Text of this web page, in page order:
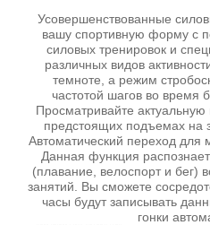
Усовершенствованные
вашу спортивную форму с
силовых тренировок и
различных видов
темноте, а режим
частотой шагов во время
Просматривайте
предстоящих подъемах на
Автоматический переход для
Данная функция
(плавание, велоспорт и бег)
занятий. Вы сможете
часы будут записывать
гонки